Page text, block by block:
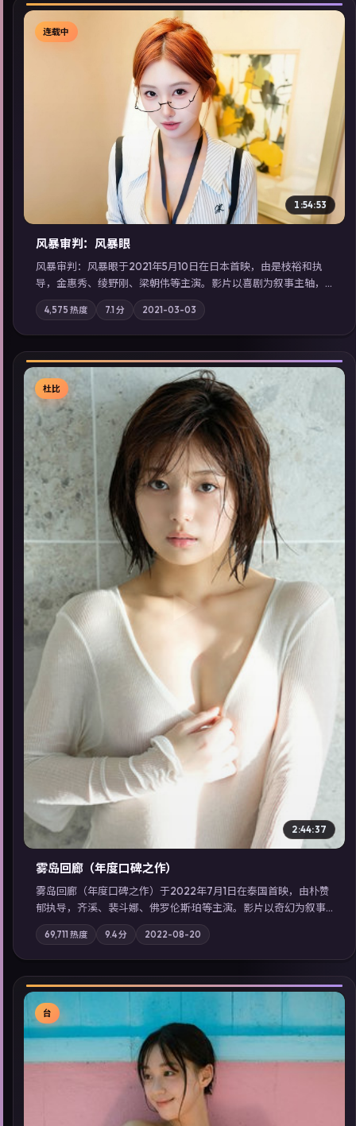
▶
连载中
1:54:53
风暴审判：风暴眼
风暴审判：风暴眼于2021年5月10日在日本首映，由是枝裕和执
导，金惠秀、绫野刚、梁朝伟等主演。影片以喜剧为叙事主轴，
边境小镇的平静被一封匿名信彻底打破；摄影与配乐强化地域气
质；站内亦可通过「国产免费观看高清电视剧在线看」延展检索
同类型高分佳作，畅享高清在线追剧体验。
4,575 热度 7.1分 2021-03-03
▶
杜比
2:44:37
雾岛回廊（年度口碑之作）
雾岛回廊（年度口碑之作）于2022年7月1日在泰国首映，由朴赞
郁执导，齐溪、裴斗娜、佛罗伦斯·珀等主演。影片以奇幻为叙事
主轴，边境小镇的平静被一封匿名信彻底打破；摄影与配乐强化
地域气质；站内亦可通过「国产免费观看高清电视剧在线看」延
展检索同类型高分佳作，畅享高清在线追剧体验。
69,711热度 9.4分 2022-08-20
台